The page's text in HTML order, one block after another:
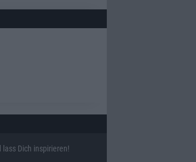
lass Dich inspirieren!